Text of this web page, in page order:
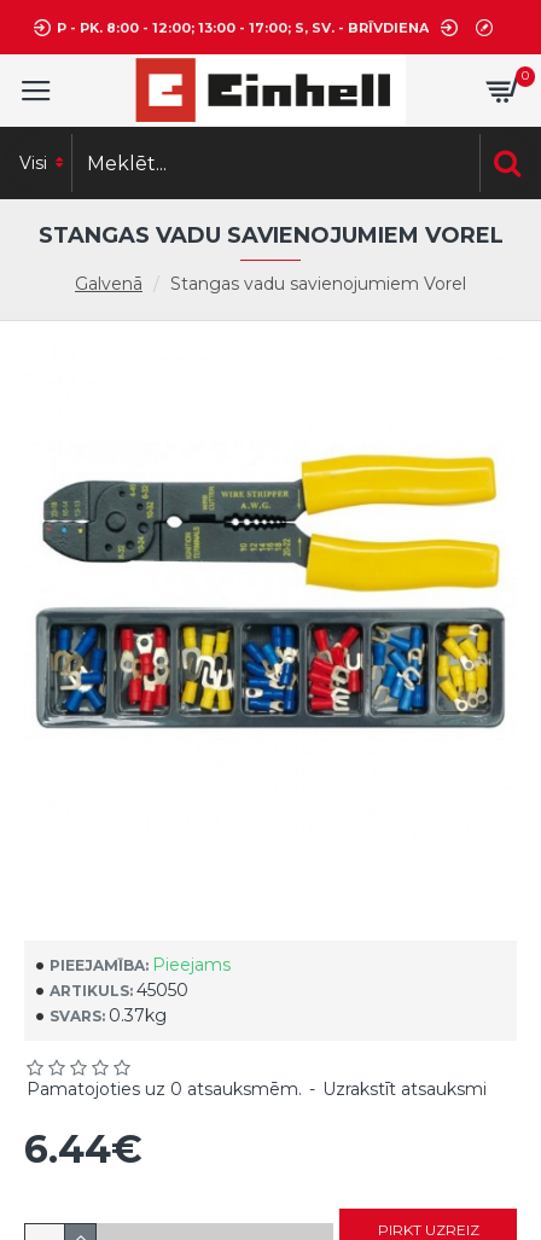
P - PK. 8:00 - 12:00; 13:00 - 17:00; S, SV. - BRĪVDIENA
0
Visi
Galvenā Stangas vadu savienojumiem Vorel
STANGAS VADU SAVIENOJUMIEM VOREL
PIEEJAMĪBA: Pieejams
ARTIKULS: 45050
SVARS: 0.37kg
Pamatojoties uz 0 atsauksmēm. - Uzrakstīt atsauksmi
6.44€
PIRKT UZREIZ